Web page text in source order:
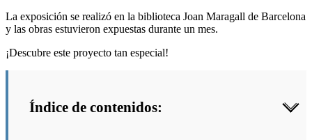
La exposición se realizó en la biblioteca Joan Maragall de Barcelona
y las obras estuvieron expuestas durante un mes.
¡Descubre este proyecto tan especial!
Índice de contenidos: